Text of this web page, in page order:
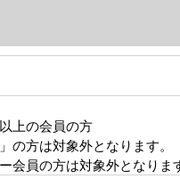
上の会員の方
の方は対象外となります。
会員の方は対象外となりま